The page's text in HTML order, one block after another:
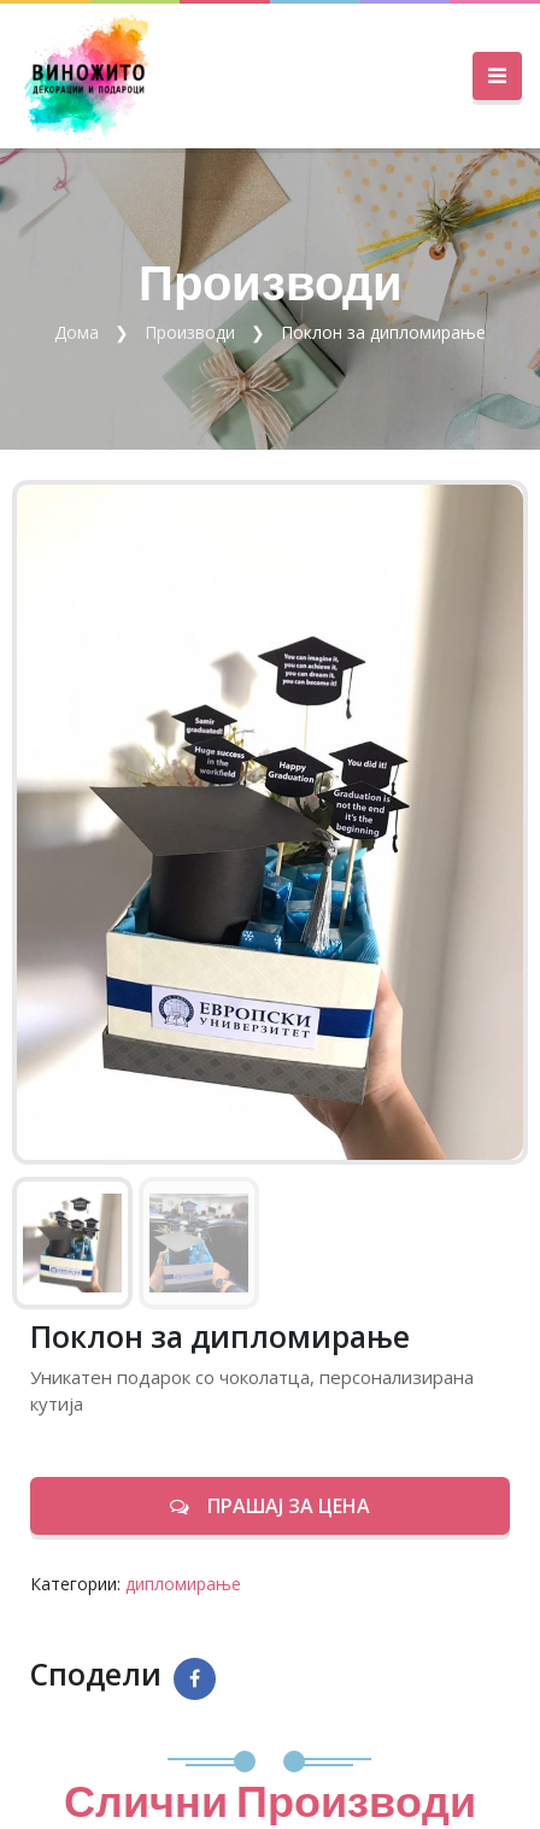
Производи
Дома Производи Поклон за дипломирање
Поклон за дипломирање
Уникатен подарок со чоколатца, персонализирана
кутија
ПРАШАЈ ЗА ЦЕНА
Категории: дипломирање
Сподели
Слични Производи